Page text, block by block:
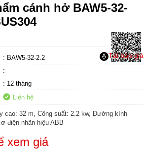
cánh hở BAW5-32-
Tải báo giá
: BAW5-32-2.2
:
: 12 tháng
Liên hệ
cao: 32 m, Công suất: 2.2 kw, Đường kính
điện nhãn hiệu ABB
xem giá